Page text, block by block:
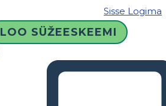
Sisse Logima
LOO SÜŽEESKEEMI